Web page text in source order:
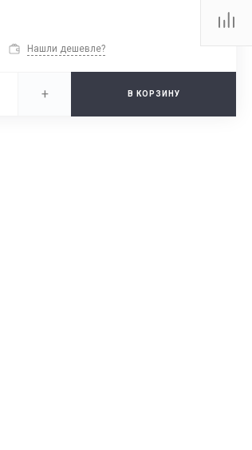
Нашли дешевле?
+ В КОРЗИНУ